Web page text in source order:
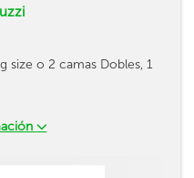
size o 2 camas Dobles, 1